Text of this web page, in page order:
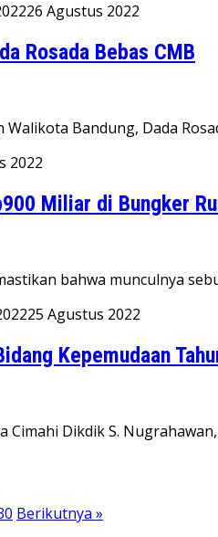
26 Agustus 2022
Rosada Bebas CMB
Bandung, Dada
2022
Miliar di Bungker
bahwa munculnya
25 Agustus 2022
Kepemudaan
Cimahi Dikdik S.
Berikutnya »